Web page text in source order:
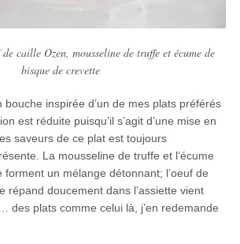
caille Ozen, mousseline de truffe et écume de
bisque de crevette
bouche inspirée d’un de mes plats préférés
est réduite puisqu’il s’agit d’une mise en
saveurs de ce plat est toujours
La mousseline de truffe et l’écume
un mélange détonnant; l’oeuf de
répand doucement dans l’assiette vient
des plats comme celui là, j’en redemande